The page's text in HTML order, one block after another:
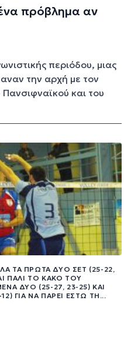
πρόβλημα αν
περιόδου, μιας
την αρχή με τον
Πανσιφναϊκού και του
ΤΑ ΠΡΏΤΑ ΔΥΟ ΣΕΤ (25-22,
ΠΆΛΙ ΤΟ ΚΑΚΌ ΤΟΥ
ΔΎΟ (25-27, 23-25) ΚΑΙ
ΓΙΑ ΝΑ ΠΆΡΕΙ ΈΣΤΩ ΤΗ...